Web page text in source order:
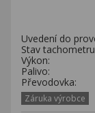
Uvedení do
Stav
Výkon:
Palivo:
Převodovka:
Záruka výrobce